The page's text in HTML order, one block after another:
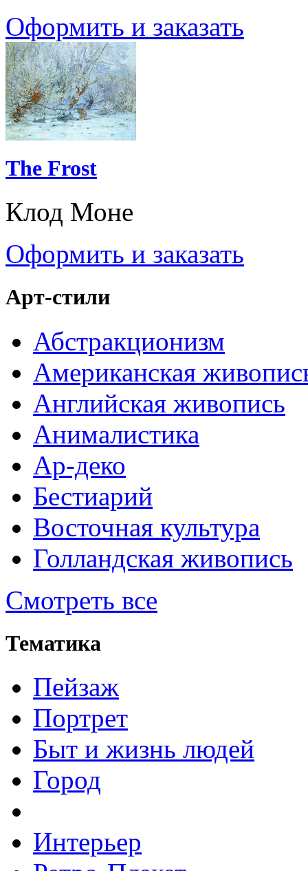
Оформить и заказать
The Frost
Клод Моне
Оформить и заказать
Арт-стили
Абстракционизм
Американская
Английская живопись
Анималистика
Ар-деко
Бестиарий
Восточная культура
Голландская живопись
Смотреть все
Тематика
Пейзаж
Портрет
Быт и жизнь людей
Город
Интерьер